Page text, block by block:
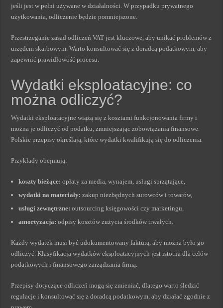
jeśli jest w pełni używane w działalności. W przypadku prywatnego
użytkowania, odliczenie będzie pomniejszone.
Przestrzeganie zasad odliczeń VAT jest kluczowe, aby unikać problemów z
urzędem skarbowym. Warto konsultować się z doradcą podatkowym, aby
zapewnić prawidłowość procesu.
Wydatki eksploatacyjne: co
można odliczyć?
Wydatki eksploatacyjne wiążą się z kosztami funkcjonowania firmy i
można je odliczyć od podatku, zmniejszając zobowiązania finansowe.
Polskie przepisy określają, które wydatki kwalifikują się do odliczenia.
Przykłady obejmują:
koszty bieżące: opłaty za media, wynajem, usługi sprzątające,
wydatki na materiały: zakup niezbędnych surowców i towarów,
usługi zewnętrzne: outsourcing księgowości czy marketingu,
amortyzacja: odpisy kosztów zużycia środków trwałych.
Każdy wydatek musi być udokumentowany fakturą, aby można było go
odliczyć. Klasyfikacja wydatków eksploatacyjnych jest istotna dla celów
podatkowych i finansowego zarządzania firmą.
Przepisy dotyczące odliczeń mogą się zmieniać, dlatego warto śledzić
regulacje i konsultować się z doradcą podatkowym, aby działać zgodnie z